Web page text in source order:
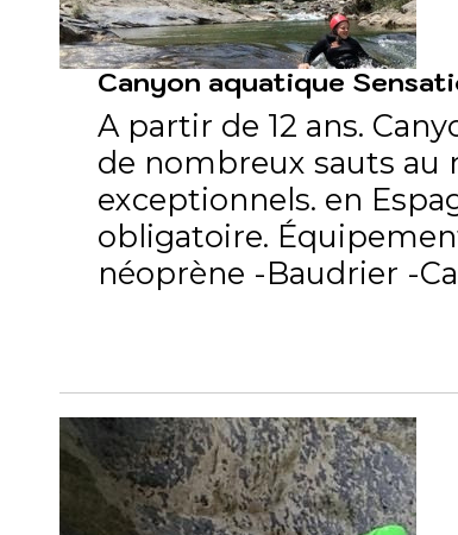
Canyon aquatique
A partir de 12 ans.
de nombreux sauts au
exceptionnels. en
obligatoire.
néoprène -Baudrier -